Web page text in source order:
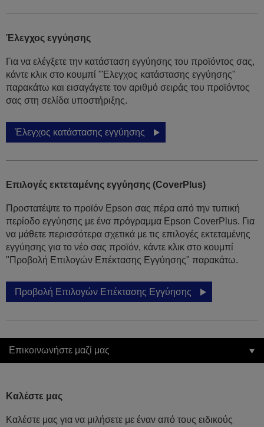
Έλεγχος εγγύησης
Για να ελέγξετε την κατάσταση εγγύησης του προϊόντος σας,
κάντε κλικ στο κουμπί "Έλεγχος κατάστασης εγγύησης"
παρακάτω και εισαγάγετε τον αριθμό σειράς του προϊόντος
σας στη σελίδα υποστήριξης.
Έλεγχος κατάστασης εγγύησης
Επιλογές εκτεταμένης εγγύησης (CoverPlus)
Προστατέψτε το προϊόν Epson σας πέρα από την τυπική
περίοδο εγγύησης με ένα πρόγραμμα Epson CoverPlus. Για
να μάθετε περισσότερα σχετικά με τις επιλογές εκτεταμένης
εγγύησης για το νέο σας προϊόν, κάντε κλικ στο κουμπί
"Προβολή Επιλογών Επέκτασης Εγγύησης" παρακάτω.
Προβολή Επιλογών Επέκτασης Εγγύησης
Επικοινωνήστε μαζί μας
Καλέστε μας
Καλέστε μας για να μιλήσετε με έναν από τους ειδικούς